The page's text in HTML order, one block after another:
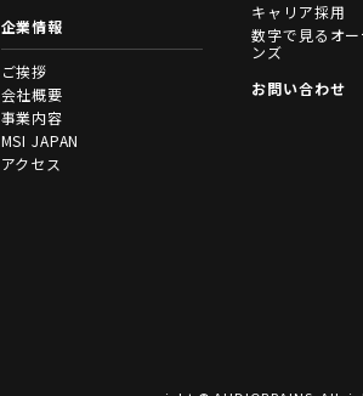
企業情報
ご挨拶
会社概要
事業内容
MSI JAPAN
アクセス
キャリア採用
数字で見るオ
ンズ
お問い合わせ